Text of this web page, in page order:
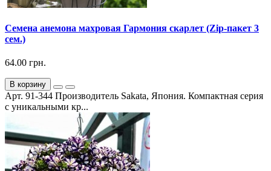
Семена анемона махровая Гармония скарлет (Zip-пакет 3
сем.)
64.00 грн.
В корзину
Арт. 91-344 Производитель Sakata, Япония. Компактная серия
с уникальными кр...